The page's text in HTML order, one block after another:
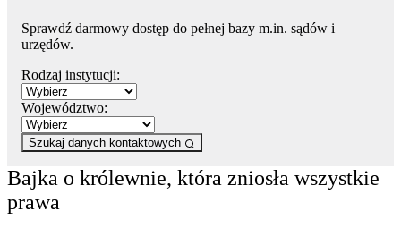
Sprawdź darmowy dostęp do pełnej bazy m.in. sądów i
urzędów.
Rodzaj instytucji:
Województwo:
Szukaj danych kontaktowych
Bajka o królewnie, która zniosła wszystkie
prawa